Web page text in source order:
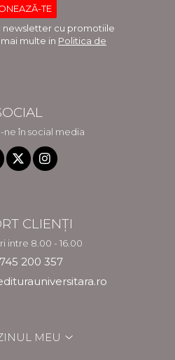
newsletter cu promotiile
multe in Politica de
ne în social media
CLIENȚI
intre 8.00 - 16.00
200 357
MEU